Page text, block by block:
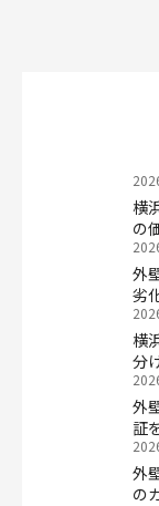
横
の
外
劣
横
分
外
証
外
の